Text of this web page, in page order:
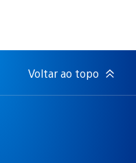
Voltar ao topo